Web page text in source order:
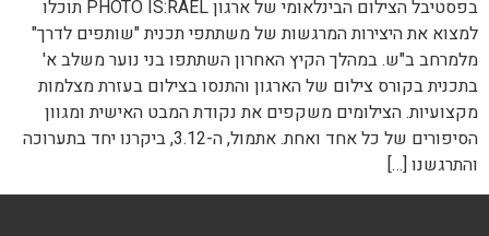
בפסטיבל הצילום הבינלאומי של ארגון PHOTO IS:RAEL תוכלו
למצוא את היצירות המרגשות של משתתפי תכנית "שותפים לדרך"
מלמרחב ב"ש. במהלך הקיץ האחרון השתתפו בני נוער משלב א'
בתכנית בקורס צילום של הארגון והתנסו בצילום בעזרת מצלמות
מקצועיות. הצילומים משקפים את נקודת המבט האישית ומגוון
הסיפורים של כל אחד ואחת. אתמול, ה-3.12, ביקרנו יחד בתערוכה
והתרגשנו […]